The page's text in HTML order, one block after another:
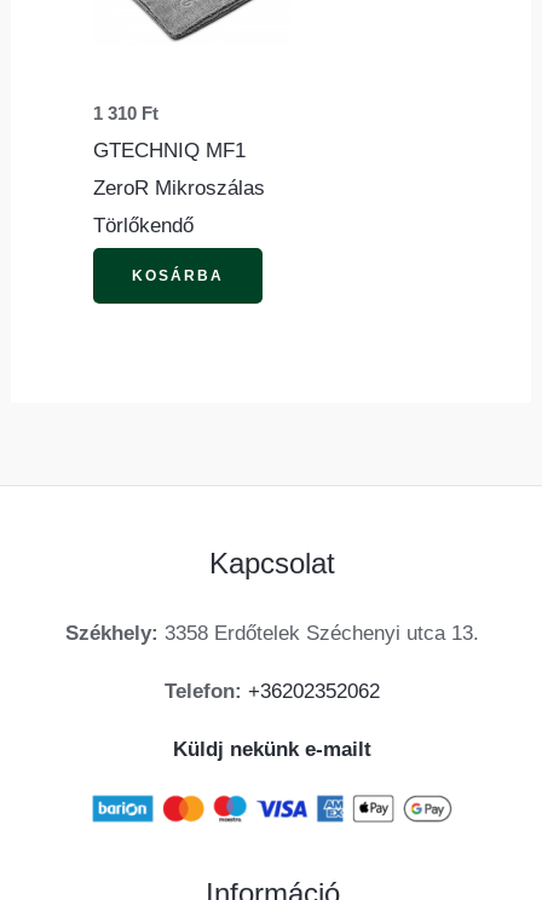
1 310 Ft
GTECHNIQ MF1
ZeroR Mikroszálas
Törlőkendő
KOSÁRBA
Kapcsolat
Székhely: 3358 Erdőtelek Széchenyi utca 13.
Telefon: +36202352062
Küldj nekünk e-mailt
Információ